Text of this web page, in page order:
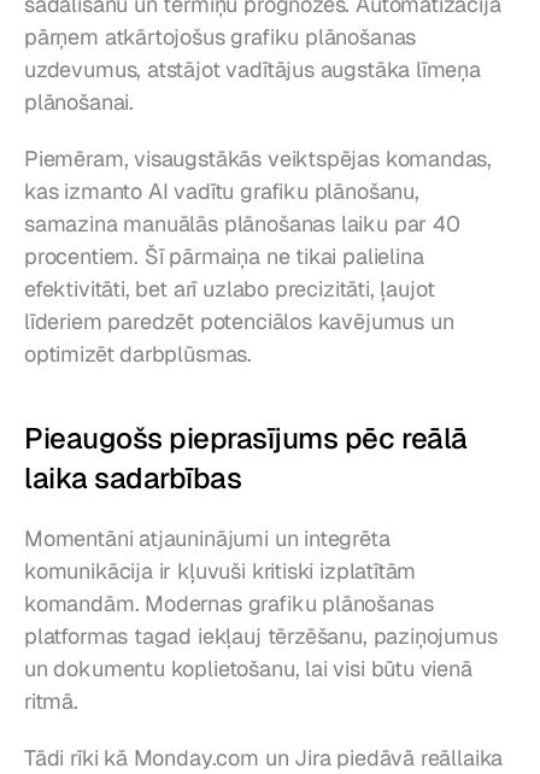
pārņem atkārtojošus grafiku plānošanas
uzdevumus, atstājot vadītājus augstāka līmeņa
plānošanai.
Piemēram, visaugstākās veiktspējas komandas,
kas izmanto AI vadītu grafiku plānošanu,
samazina manuālās plānošanas laiku par 40
procentiem. Šī pārmaiņa ne tikai palielina
efektivitāti, bet arī uzlabo precizitāti, ļaujot
līderiem paredzēt potenciālos kavējumus un
optimizēt darbplūsmas.
Pieaugošs pieprasījums pēc reālā
laika sadarbības
Momentāni atjauninājumi un integrēta
komunikācija ir kļuvuši kritiski izplatītām
komandām. Modernas grafiku plānošanas
platformas tagad iekļauj tērzēšanu, paziņojumus
un dokumentu koplietošanu, lai visi būtu vienā
ritmā.
Tādi rīki kā Monday.com un Jira piedāvā reāllaika